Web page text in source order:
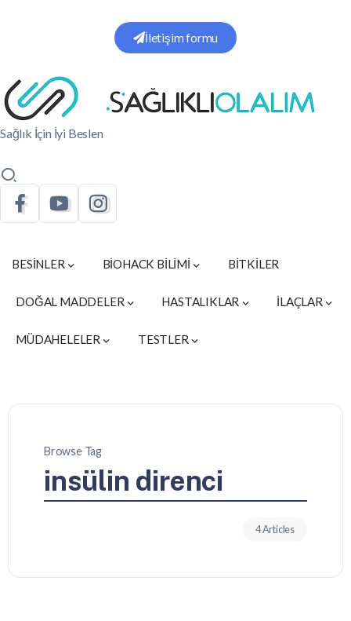
İletişim formu
Sağlık İçin İyi Beslen
BESİNLER BİOHACK BİLİMİ BİTKİLER
DOĞAL MADDELER HASTALIKLAR İLAÇLAR
MÜDAHELELER TESTLER
Browse Tag
insülin direnci
4 Articles